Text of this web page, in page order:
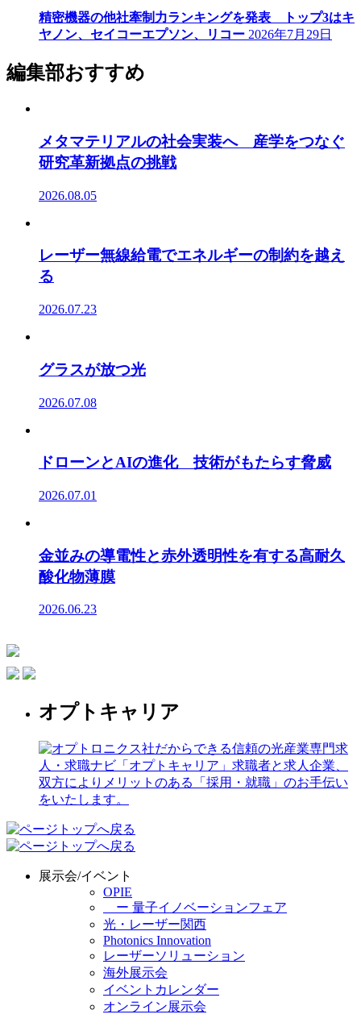
精密機器の他社牽制力ランキングを発表 トップ3はキ
ヤノン、セイコーエプソン、リコー 2026年7月29日
編集部おすすめ
メタマテリアルの社会実装へ 産学をつなぐ
研究革新拠点の挑戦
2026.08.05
レーザー無線給電でエネルギーの制約を越え
る
2026.07.23
グラスが放つ光
2026.07.08
ドローンとAIの進化 技術がもたらす脅威
2026.07.01
金並みの導電性と赤外透明性を有する高耐久
酸化物薄膜
2026.06.23
オプトキャリア
展示会/イベント
OPIE
ー 量子イノベーションフェア
光・レーザー関西
Photonics Innovation
レーザーソリューション
海外展示会
イベントカレンダー
オンライン展示会